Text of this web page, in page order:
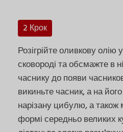
2 Крок
Розігрійте оливкову олію
сковороді та обсмажте в
часнику до появи
викиньте часник, а на
нарізану цибулю, а також
формі середньо великих